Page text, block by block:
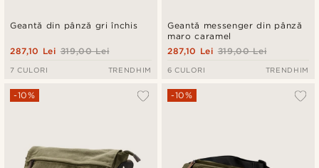
Geantă din pânză gri închis
319,00 Lei
287,10 Lei
7 CULORI TRENDHIM
Geantă messenger din pânză
maro caramel
319,00 Lei
287,10 Lei
6 CULORI TRENDHIM
-10% -10%